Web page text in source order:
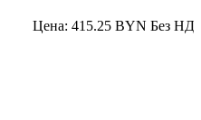
Цена: 415.25 BYN Без